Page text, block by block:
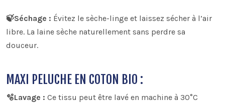
🍃Séchage : Évitez le sèche-linge et laissez sécher à l’air
libre. La laine sèche naturellement sans perdre sa
douceur.
MAXI PELUCHE EN COTON BIO :
🫧Lavage : Ce tissu peut être lavé en machine à 30°C